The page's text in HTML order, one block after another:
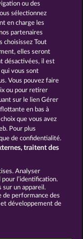
V
King
FAQ
ou des
sélectionnez
en charge les
partenaires
choisissez Tout
elles seront
désactivées, il est
vous sont
Vous pouvez faire
ou pour retirer
sur le lien Gérer
en bas à
que vous avez
Pour plus
de confidentialité.
traitent des
Analyser
l’identification.
sur un appareil.
de performance des
et développement de